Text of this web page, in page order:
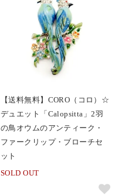
【送料無料】CORO（コロ）☆
デュエット「Calopsitta」2羽
の鳥オウムのアンティーク・
ファークリップ・ブローチセ
ット
SOLD OUT